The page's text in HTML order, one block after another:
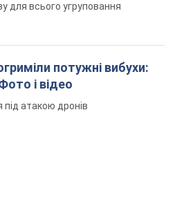
для всього угруповання
потужні вибухи:
і відео
під атакою дронів